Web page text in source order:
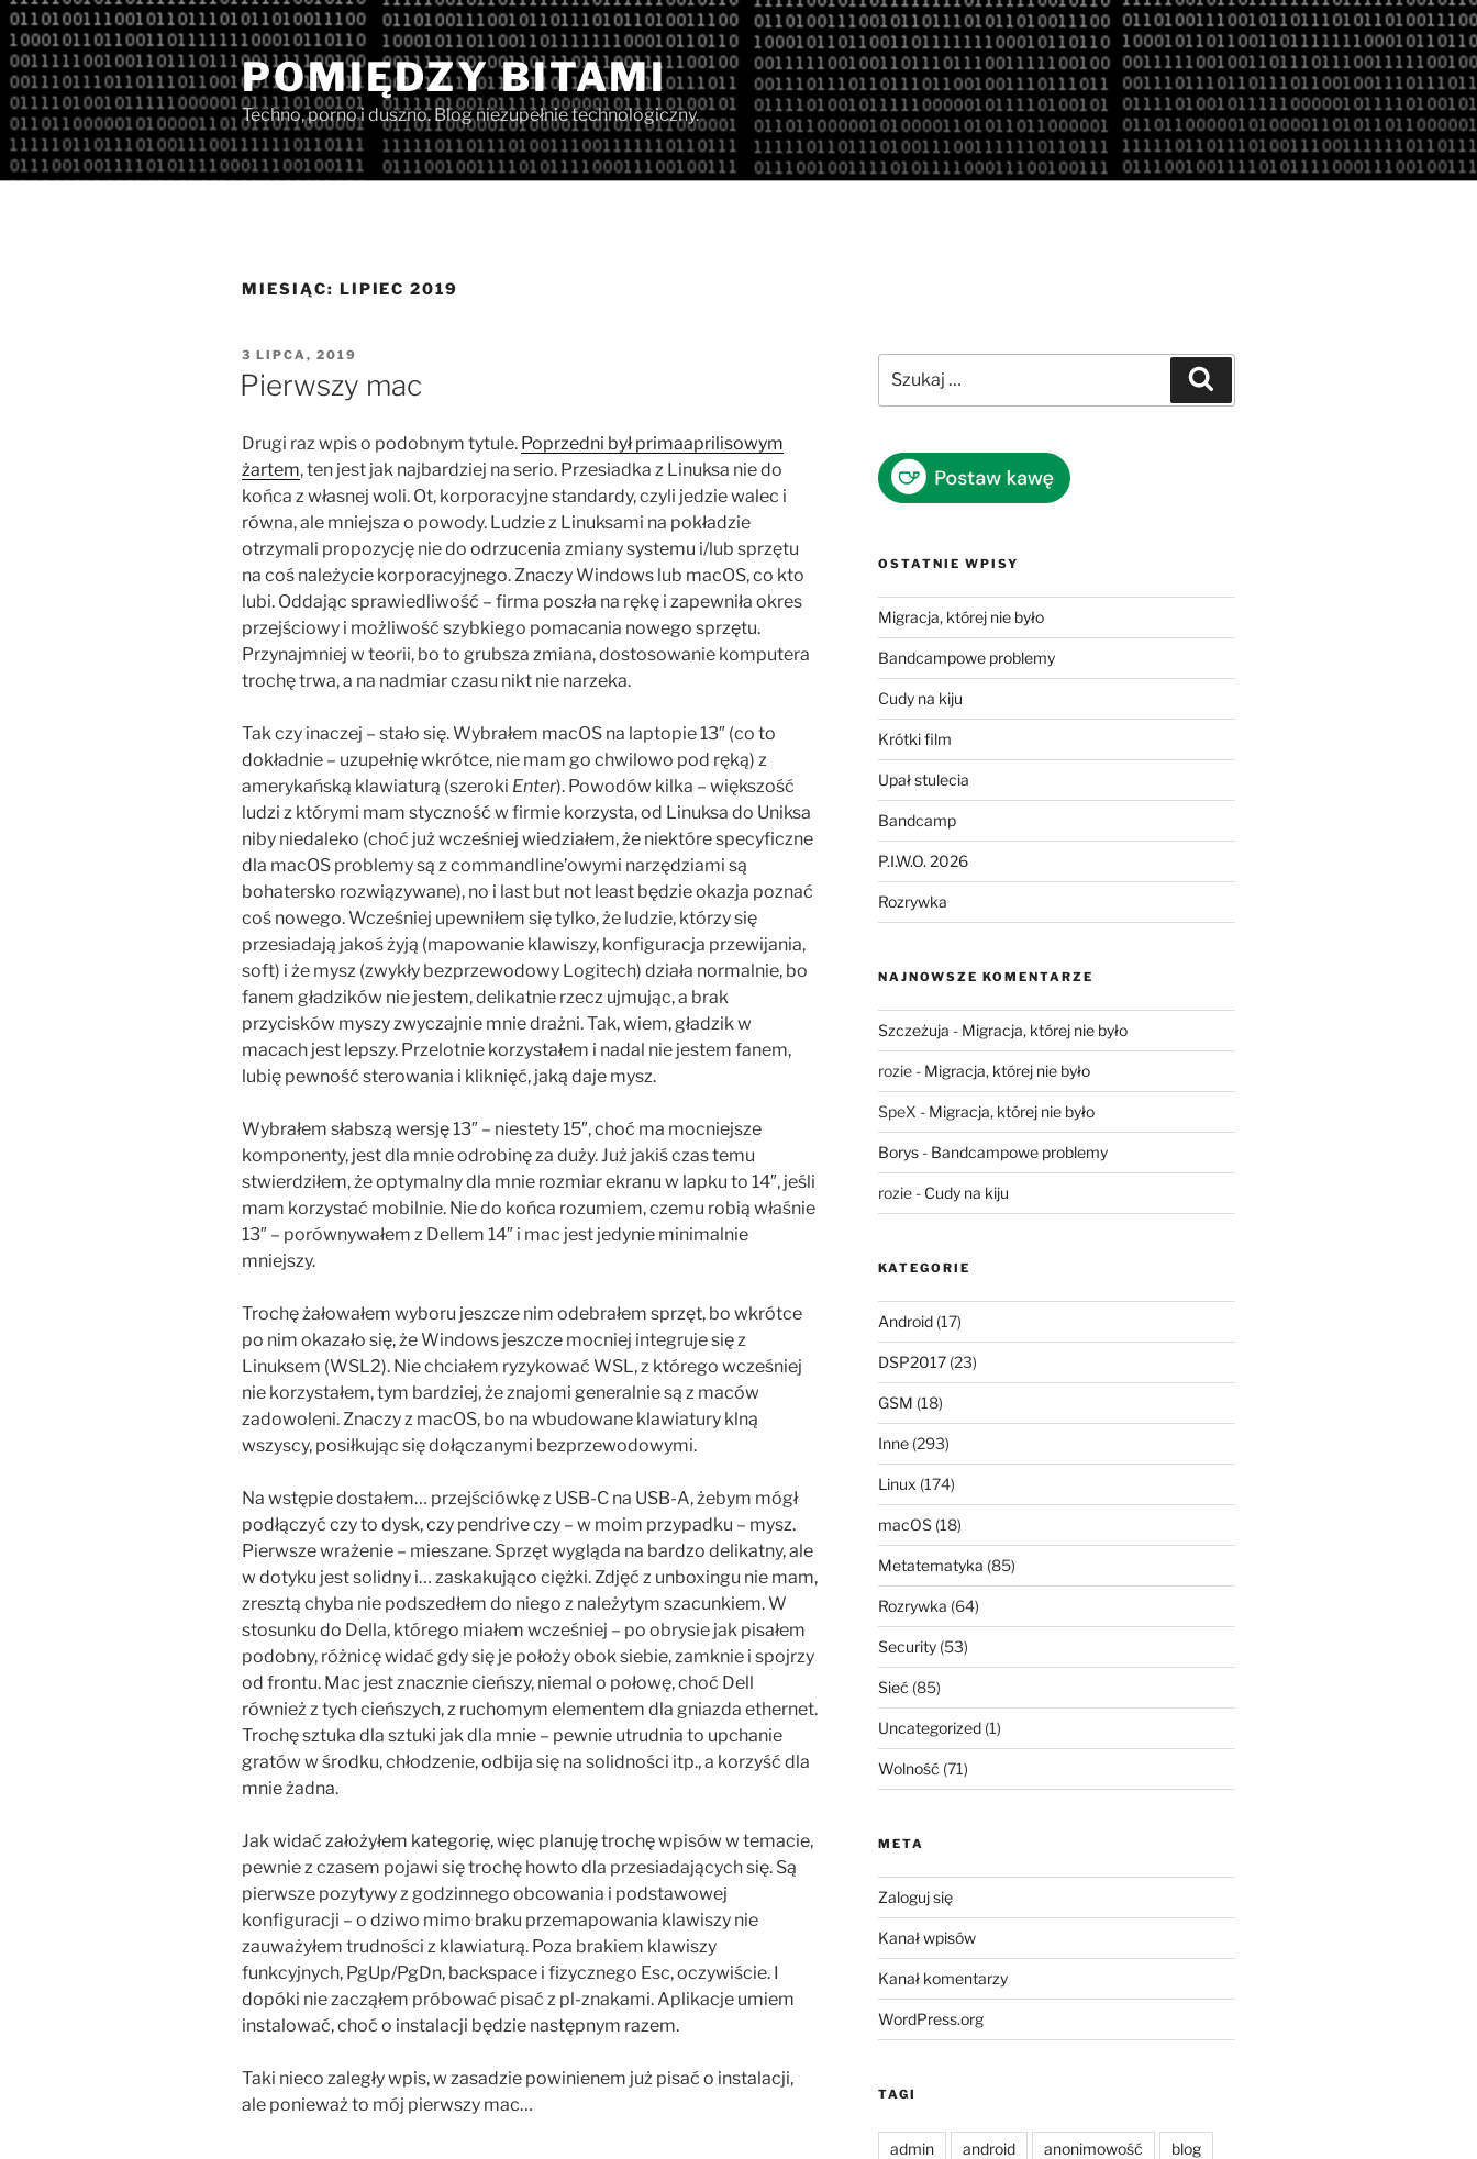
Przejdź
do
treści
POMIĘDZY BITAMI
Techno, porno i duszno. Blog niezupełnie technologiczny.
MIESIĄC: LIPIEC 2019
OPUBLIKOWANE
W
3 LIPCA, 2019
Pierwszy mac
Drugi raz wpis o podobnym tytule. Poprzedni był primaaprilisowym
żartem, ten jest jak najbardziej na serio. Przesiadka z Linuksa nie do
końca z własnej woli. Ot, korporacyjne standardy, czyli jedzie walec i
równa, ale mniejsza o powody. Ludzie z Linuksami na pokładzie
otrzymali propozycję nie do odrzucenia zmiany systemu i/lub sprzętu
na coś należycie korporacyjnego. Znaczy Windows lub macOS, co kto
lubi. Oddając sprawiedliwość – firma poszła na rękę i zapewniła okres
przejściowy i możliwość szybkiego pomacania nowego sprzętu.
Przynajmniej w teorii, bo to grubsza zmiana, dostosowanie komputera
trochę trwa, a na nadmiar czasu nikt nie narzeka.
Tak czy inaczej – stało się. Wybrałem macOS na laptopie 13″ (co to
dokładnie – uzupełnię wkrótce, nie mam go chwilowo pod ręką) z
amerykańską klawiaturą (szeroki Enter). Powodów kilka – większość
ludzi z którymi mam styczność w firmie korzysta, od Linuksa do Uniksa
niby niedaleko (choć już wcześniej wiedziałem, że niektóre specyficzne
dla macOS problemy są z commandline’owymi narzędziami są
bohatersko rozwiązywane), no i last but not least będzie okazja poznać
coś nowego. Wcześniej upewniłem się tylko, że ludzie, którzy się
przesiadają jakoś żyją (mapowanie klawiszy, konfiguracja przewijania,
soft) i że mysz (zwykły bezprzewodowy Logitech) działa normalnie, bo
fanem gładzików nie jestem, delikatnie rzecz ujmując, a brak
przycisków myszy zwyczajnie mnie drażni. Tak, wiem, gładzik w
macach jest lepszy. Przelotnie korzystałem i nadal nie jestem fanem,
lubię pewność sterowania i kliknięć, jaką daje mysz.
Wybrałem słabszą wersję 13″ – niestety 15″, choć ma mocniejsze
komponenty, jest dla mnie odrobinę za duży. Już jakiś czas temu
stwierdziłem, że optymalny dla mnie rozmiar ekranu w lapku to 14″, jeśli
mam korzystać mobilnie. Nie do końca rozumiem, czemu robią właśnie
13″ – porównywałem z Dellem 14″ i mac jest jedynie minimalnie
mniejszy.
Trochę żałowałem wyboru jeszcze nim odebrałem sprzęt, bo wkrótce
po nim okazało się, że Windows jeszcze mocniej integruje się z
Linuksem (WSL2). Nie chciałem ryzykować WSL, z którego wcześniej
nie korzystałem, tym bardziej, że znajomi generalnie są z maców
zadowoleni. Znaczy z macOS, bo na wbudowane klawiatury klną
wszyscy, posiłkując się dołączanymi bezprzewodowymi.
Na wstępie dostałem… przejściówkę z USB-C na USB-A, żebym mógł
podłączyć czy to dysk, czy pendrive czy – w moim przypadku – mysz.
Pierwsze wrażenie – mieszane. Sprzęt wygląda na bardzo delikatny, ale
w dotyku jest solidny i… zaskakująco ciężki. Zdjęć z unboxingu nie mam,
zresztą chyba nie podszedłem do niego z należytym szacunkiem. W
stosunku do Della, którego miałem wcześniej – po obrysie jak pisałem
podobny, różnicę widać gdy się je położy obok siebie, zamknie i spojrzy
od frontu. Mac jest znacznie cieńszy, niemal o połowę, choć Dell
również z tych cieńszych, z ruchomym elementem dla gniazda ethernet.
Trochę sztuka dla sztuki jak dla mnie – pewnie utrudnia to upchanie
gratów w środku, chłodzenie, odbija się na solidności itp., a korzyść dla
mnie żadna.
Jak widać założyłem kategorię, więc planuję trochę wpisów w temacie,
pewnie z czasem pojawi się trochę howto dla przesiadających się. Są
pierwsze pozytywy z godzinnego obcowania i podstawowej
konfiguracji – o dziwo mimo braku przemapowania klawiszy nie
zauważyłem trudności z klawiaturą. Poza brakiem klawiszy
funkcyjnych, PgUp/PgDn, backspace i fizycznego Esc, oczywiście. I
dopóki nie zacząłem próbować pisać z pl-znakami. Aplikacje umiem
instalować, choć o instalacji będzie następnym razem.
Taki nieco zaległy wpis, w zasadzie powinienem już pisać o instalacji,
ale ponieważ to mój pierwszy mac…
OSTATNIE WPISY
Migracja, której nie było
Bandcampowe problemy
Cudy na kiju
Krótki film
Upał stulecia
Bandcamp
P.I.W.O. 2026
Rozrywka
NAJNOWSZE KOMENTARZE
Szczeżuja - Migracja, której nie było
rozie- Migracja, której nie było
SpeX - Migracja, której nie było
Borys- Bandcampowe problemy
rozie- Cudy na kiju
KATEGORIE
Android(17)
DSP2017(23)
GSM (18)
Inne(293)
Linux (174)
macOS(18)
Metatematyka (85)
Rozrywka (64)
Security(53)
Sieć (85)
Uncategorized(1)
Wolność (71)
META
Zaloguj się
Kanał wpisów
Kanał komentarzy
WordPress.org
TAGI
admin android anonimowość blog